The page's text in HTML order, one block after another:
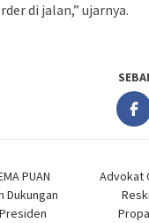
di jalan,” ujarnya.
PUAN
Dukungan
Advokat